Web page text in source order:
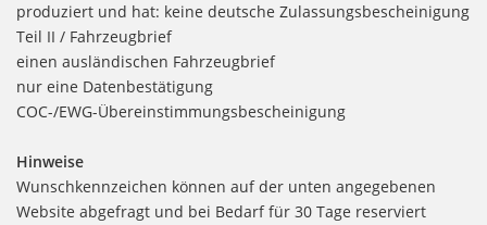
produziert und hat: keine deutsche Zulassungsbescheinigung
Teil II / Fahrzeugbrief
einen ausländischen Fahrzeugbrief
nur eine Datenbestätigung
COC-/EWG-Übereinstimmungsbescheinigung
Hinweise
Wunschkennzeichen können auf der unten angegebenen
Website abgefragt und bei Bedarf für 30 Tage reserviert